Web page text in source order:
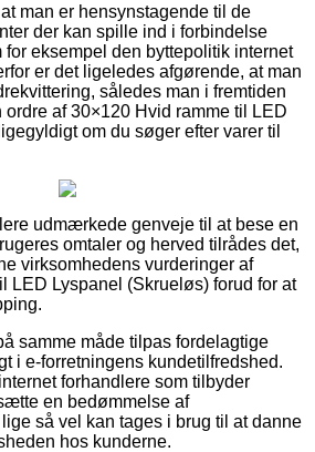
man er hensynstagende til de
der kan spille ind i forbindelse
eksempel den byttepolitik internet
er det ligeledes afgørende, at man
således man i fremtiden
af 30×120 Hvid ramme til LED
om du søger efter varer til
udmærkede genveje til at bese en
omtaler og herved tilrådes det,
virksomhedens vurderinger af
LED Lyspanel (Skrueløs) forud for at
samme måde tilpas fordelagtige
i e-forretningens kundetilfredshed.
forhandlere som tilbyder
en bedømmelse af
så vel kan tages i brug til at danne
hos kunderne.